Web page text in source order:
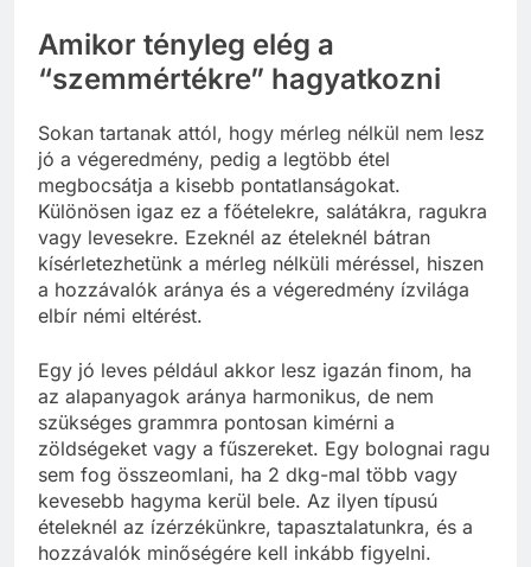
Amikor tényleg elég a
“szemmértékre” hagyatkozni
Sokan tartanak attól, hogy mérleg nélkül nem lesz
jó a végeredmény, pedig a legtöbb étel
megbocsátja a kisebb pontatlanságokat.
Különösen igaz ez a főételekre, salátákra, ragukra
vagy levesekre. Ezeknél az ételeknél bátran
kísérletezhetünk a mérleg nélküli méréssel, hiszen
a hozzávalók aránya és a végeredmény ízvilága
elbír némi eltérést.
Egy jó leves például akkor lesz igazán finom, ha
az alapanyagok aránya harmonikus, de nem
szükséges grammra pontosan kimérni a
zöldségeket vagy a fűszereket. Egy bolognai ragu
sem fog összeomlani, ha 2 dkg-mal több vagy
kevesebb hagyma kerül bele. Az ilyen típusú
ételeknél az ízérzékünkre, tapasztalatunkra, és a
hozzávalók minőségére kell inkább figyelni.